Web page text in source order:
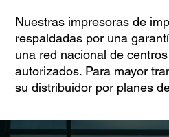
Nuestras impresoras de
respaldadas por una
una red nacional de
autorizados. Para mayor
su distribuidor por planes